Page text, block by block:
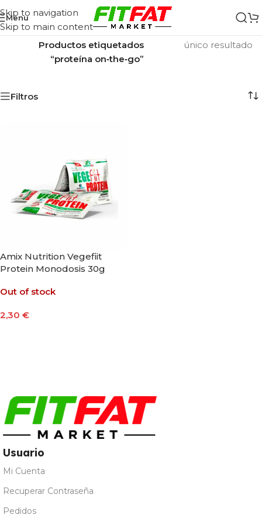
Skip to navigation
Skip to main content
Menu
Inicio/
Productos etiquetados
“proteína on‑the‑go”
único resultado
Filtros
Amix Nutrition Vegefiit
Protein Monodosis 30g
Out of stock
2,30 €
Usuario
Mi Cuenta
Recuperar Contraseña
Pedidos